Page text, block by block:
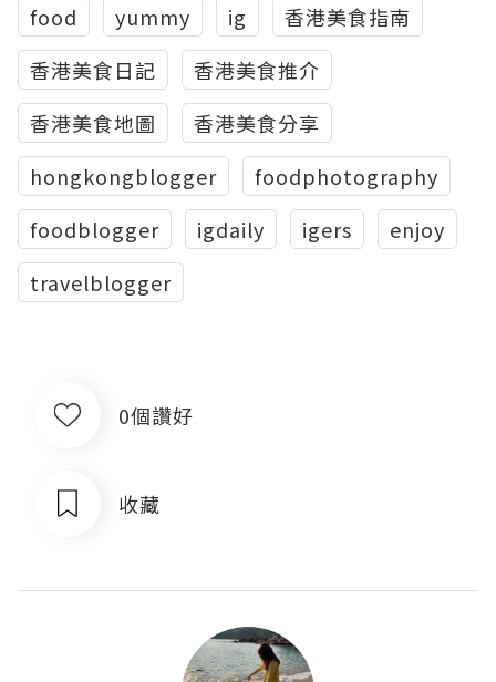
food
yummy ig
香港美食指南
香港美食日記
香港美食推介
香港美食地圖
香港美食分享
hongkongblogger
foodphotography
foodblogger
igdaily igers
enjoy
travelblogger
0個讚好
收藏